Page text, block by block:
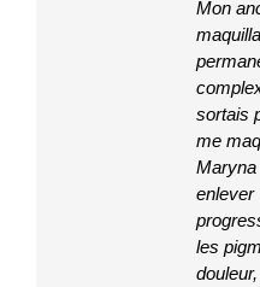
Mon
sortais
me
Maryna
enlever
les